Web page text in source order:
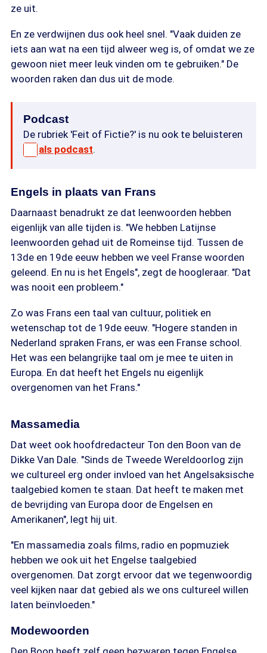
ze uit.
En ze verdwijnen dus ook heel snel. "Vaak duiden ze
iets aan wat na een tijd alweer weg is, of omdat we ze
gewoon niet meer leuk vinden om te gebruiken." De
woorden raken dan dus uit de mode.
Podcast
De rubriek 'Feit of Fictie?' is nu ook te beluisteren
als podcast.
Engels in plaats van Frans
Daarnaast benadrukt ze dat leenwoorden hebben
eigenlijk van alle tijden is. "We hebben Latijnse
leenwoorden gehad uit de Romeinse tijd. Tussen de
13de en 19de eeuw hebben we veel Franse woorden
geleend. En nu is het Engels", zegt de hoogleraar. "Dat
was nooit een probleem."
Zo was Frans een taal van cultuur, politiek en
wetenschap tot de 19de eeuw. "Hogere standen in
Nederland spraken Frans, er was een Franse school.
Het was een belangrijke taal om je mee te uiten in
Europa. En dat heeft het Engels nu eigenlijk
overgenomen van het Frans."
Massamedia
Dat weet ook hoofdredacteur Ton den Boon van de
Dikke Van Dale. "Sinds de Tweede Wereldoorlog zijn
we cultureel erg onder invloed van het Angelsaksische
taalgebied komen te staan. Dat heeft te maken met
de bevrijding van Europa door de Engelsen en
Amerikanen", legt hij uit.
"En massamedia zoals films, radio en popmuziek
hebben we ook uit het Engelse taalgebied
overgenomen. Dat zorgt ervoor dat we tegenwoordig
veel kijken naar dat gebied als we ons cultureel willen
laten beïnvloeden."
Modewoorden